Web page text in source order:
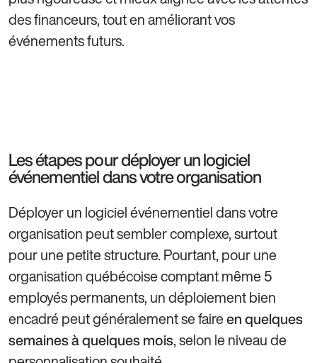
des financeurs, tout en améliorant vos
événements futurs.
Les étapes pour déployer un logiciel
événementiel dans votre organisation
Déployer un logiciel événementiel dans votre
organisation peut sembler complexe, surtout
pour une petite structure. Pourtant, pour une
organisation québécoise comptant même 5
employés permanents, un déploiement bien
encadré peut généralement se faireen quelques
semaines à quelques mois, selon le niveau de